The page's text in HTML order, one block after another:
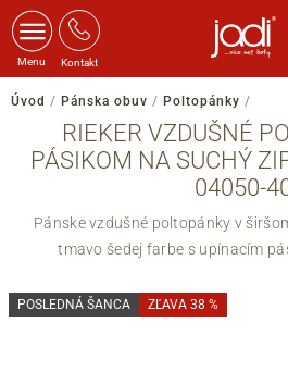
Menu Kontakt
Úvod / Pánska obuv / Poltopánky /
RIEKER VZDUŠNÉ
PÁSIKOM NA SUCHÝ
04050-
Pánske vzdušné poltopánky v
tmavo šedej farbe s upínacím
POSLEDNÁ ŠANCA ZĽAVA 38 %